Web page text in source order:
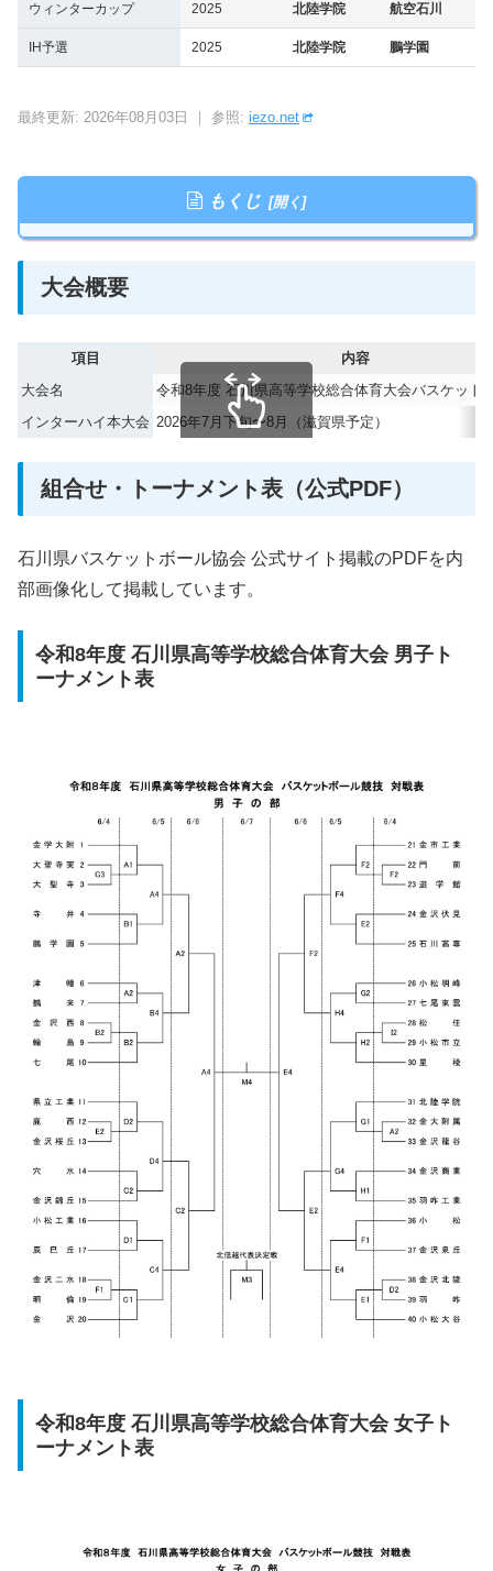
ウィンターカップ 2025 北陸学院 航空石川
IH予選 2025 北陸学院 鵬学園
最終更新: 2026年08月03日 ｜ 参照: iezo.net
もくじ
大会概要
項目
内容
大会名
令和8年度 石川県高等学校総合体育大会バスケット
インターハイ本大会 2026年7月下旬〜8月（滋賀県予定）
組合せ・トーナメント表（公式PDF）
石川県バスケットボール協会 公式サイト掲載のPDFを内
部画像化して掲載しています。
令和8年度 石川県高等学校総合体育大会 男子ト
ーナメント表
令和8年度 石川県高等学校総合体育大会 女子ト
ーナメント表